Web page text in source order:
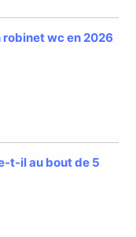
robinet wc en 2026
t-il au bout de 5